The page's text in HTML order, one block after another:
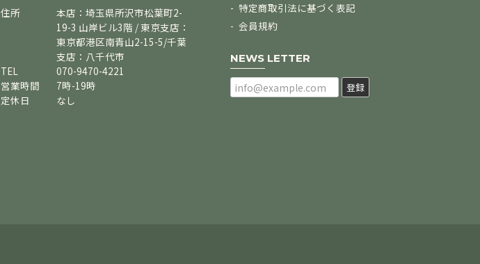
住所
本店：埼玉県所沢市松葉町2-
19-3 山岸ビル3階 / 東京支店：
東京都港区南青山2-15-5/千葉
支店：八千代市
TEL
070-9470-4221
営業時間
7時-19時
定休日
なし
特定商取引法に基づく表記
会員規約
NEWS LETTER
登録